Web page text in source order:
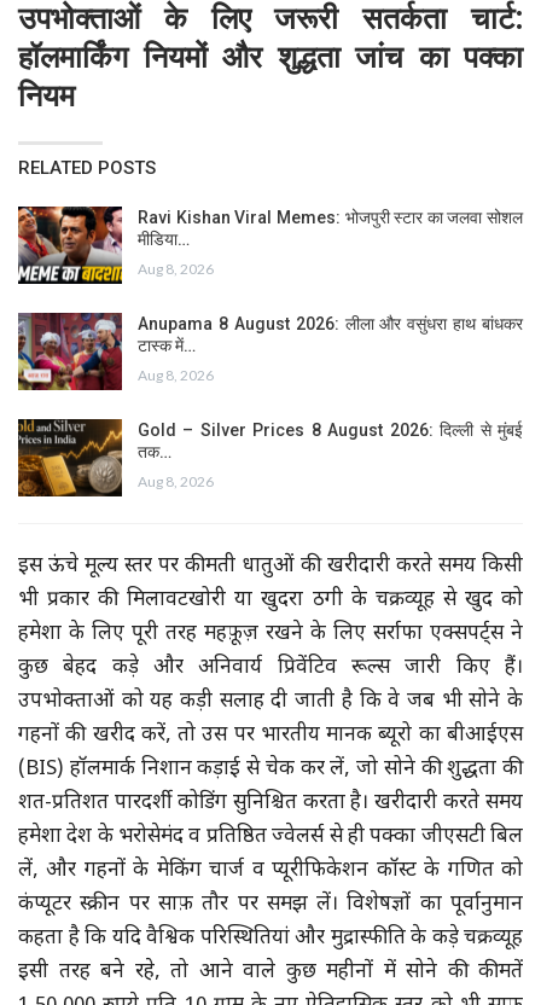
उपभोक्ताओं के लिए जरूरी सतर्कता चार्ट:
हॉलमार्किंग नियमों और शुद्धता जांच का पक्का
नियम
RELATED POSTS
Ravi Kishan Viral Memes: भोजपुरी स्टार का जलवा सोशल
मीडिया…
Aug 8, 2026
Anupama 8 August 2026: लीला और वसुंधरा हाथ बांधकर
टास्क में…
Aug 8, 2026
Gold – Silver Prices 8 August 2026: दिल्ली से मुंबई
तक…
Aug 8, 2026
इस ऊंचे मूल्य स्तर पर कीमती धातुओं की खरीदारी करते समय किसी
भी प्रकार की मिलावटखोरी या खुदरा ठगी के चक्रव्यूह से खुद को
हमेशा के लिए पूरी तरह महफ़ूज़ रखने के लिए सर्राफा एक्सपर्ट्स ने
कुछ बेहद कड़े और अनिवार्य प्रिवेंटिव रूल्स जारी किए हैं।
उपभोक्ताओं को यह कड़ी सलाह दी जाती है कि वे जब भी सोने के
गहनों की खरीद करें, तो उस पर भारतीय मानक ब्यूरो का बीआईएस
(BIS) हॉलमार्क निशान कड़ाई से चेक कर लें, जो सोने की शुद्धता की
शत-प्रतिशत पारदर्शी कोडिंग सुनिश्चित करता है। खरीदारी करते समय
हमेशा देश के भरोसेमंद व प्रतिष्ठित ज्वेलर्स से ही पक्का जीएसटी बिल
लें, और गहनों के मेकिंग चार्ज व प्यूरीफिकेशन कॉस्ट के गणित को
कंप्यूटर स्क्रीन पर साफ़ तौर पर समझ लें। विशेषज्ञों का पूर्वानुमान
कहता है कि यदि वैश्विक परिस्थितियां और मुद्रास्फीति के कड़े चक्रव्यूह
इसी तरह बने रहे, तो आने वाले कुछ महीनों में सोने की कीमतें